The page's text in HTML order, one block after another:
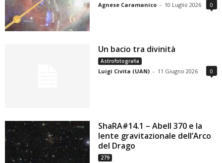
Agnese Caramanico - 10 Luglio 2026 0
Un bacio tra divinità
Astrofotografia
Luigi Civita (UAN) - 11 Giugno 2026 0
ShaRA#14.1 – Abell 370 e la
lente gravitazionale dell’Arco
del Drago
279